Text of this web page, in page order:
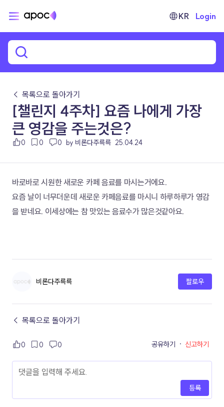
KR Login
← 목록으로 돌아가기
[챌린지 4주차] 요즘 나에게 가장
큰 영감을 주는것은?
0 0 0 by 비론다주륵륵 25.04.24
바로바로 시원한 새로운 카페 음료를 마시는거에요.
요즘 날이 너무더운데 새로운 카페음료를 마시니 하루하루가 영감
을 받네요. 이세상에는 참 맛있는 음료수가 많은것같아요.
비론다주륵륵 팔로우
← 목록으로 돌아가기
0 0 0 공유하기 · 신고하기
등록